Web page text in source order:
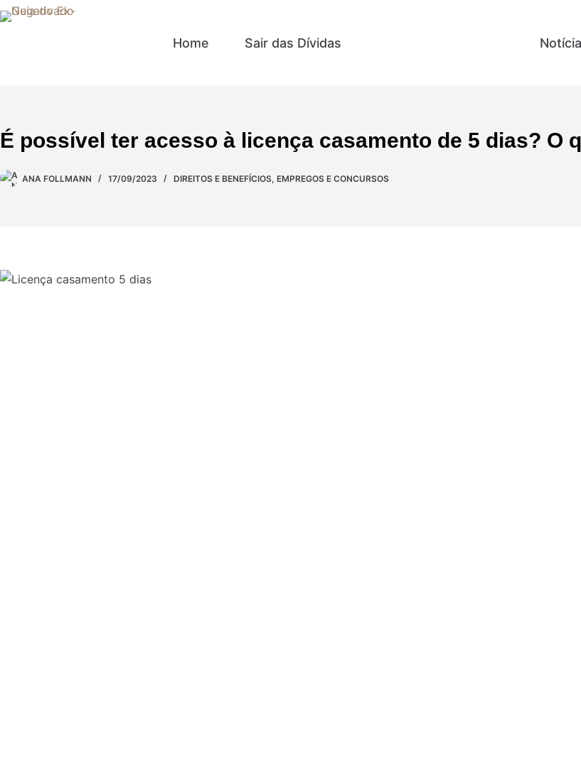
Home Sair das Dívidas
É possível ter acesso à licença casamento de 5 dias? O
ANA FOLLMANN 17/09/2023 DIREITOS E BENEFÍCIOS, EMPREGOS E CONCURSOS